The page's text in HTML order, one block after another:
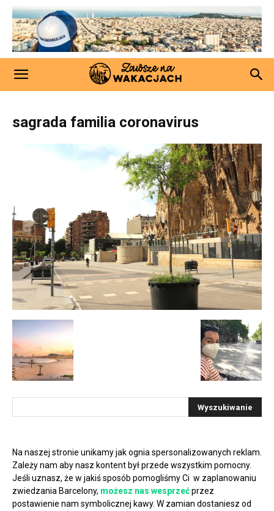
sagrada familia coronavirus
Na naszej stronie unikamy jak ognia spersonalizowanych reklam.
Zależy nam aby nasz kontent był przede wszystkim pomocny.
Jeśli uznasz, że w jakiś sposób pomogliśmy Ci w zaplanowaniu
zwiedzania Barcelony, możesz nas wesprzećprzez
postawienie nam symbolicznej kawy. W zamian dostaniesz od